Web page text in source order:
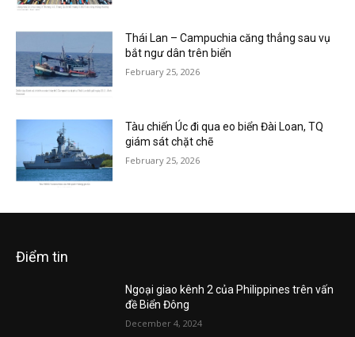
Thái Lan – Campuchia căng thẳng sau vụ
bắt ngư dân trên biển
February 25, 2026
Tàu chiến Úc đi qua eo biển Đài Loan, TQ
giám sát chặt chẽ
February 25, 2026
Điểm tin
Ngoại giao kênh 2 của Philippines trên vấn
đề Biển Đông
December 4, 2024